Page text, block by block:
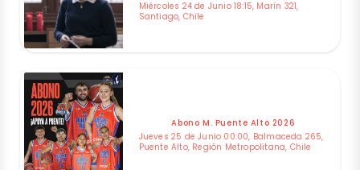
Miércoles 24 de Junio 18:15, Marín 321,
Santiago, Chile
Abono M. Puente Alto 2026
Jueves 25 de Junio 00:00, Balmaceda 265,
Puente Alto, Región Metropolitana, Chile